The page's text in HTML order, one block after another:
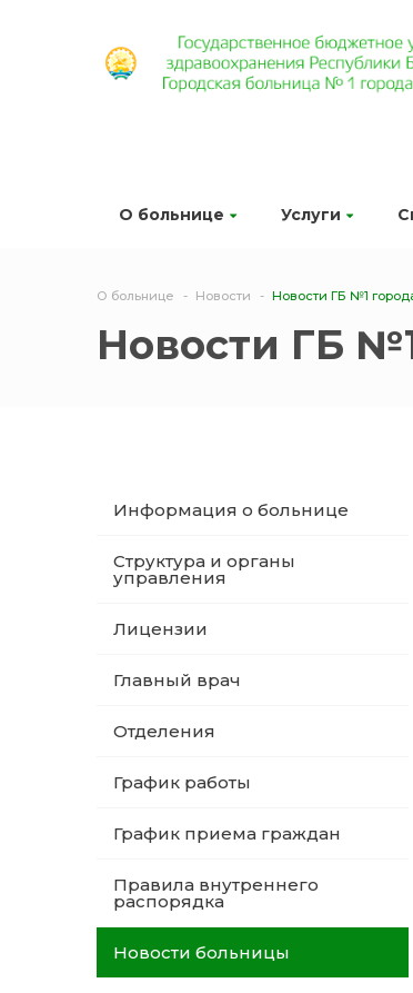
О больнице Услуги
О больнице Новости Новости ГБ №1
Новости ГБ
Информация о больнице
Структура и органы
управления
Лицензии
Главный врач
Отделения
График работы
График приема граждан
Правила внутреннего
распорядка
Новости больницы